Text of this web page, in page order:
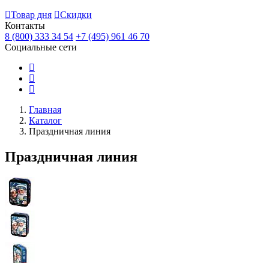
Товар дня
Скидки
Контакты
8 (800) 333 34 54 +7 (495) 961 46 70
Социальные сети
Главная
Каталог
Праздничная линия
Праздничная линия